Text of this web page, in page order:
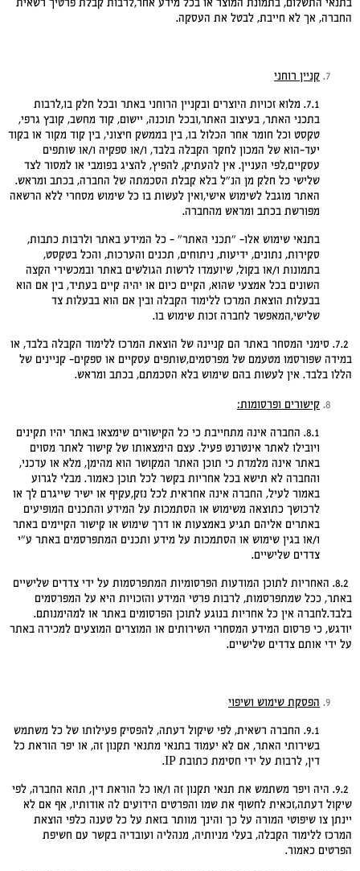
בתנאי התשלום, בתמונת המוצר או בכל מידע אחר,לרבות קבלת פרטיך רשאית
החברה, אך לא חייבת, לבטל את העסקה.
קניין רוחני
7.1. מלוא זכויות היוצרים ובקניין הרוחני באתר ובכל חלק בו,לרבות
בתכני האתר, בעיצוב האתר,ובכל תוכנה, יישום, קוד מחשב, קובץ גרפי,
טקסט וכל חומר אחר הכלול בו, בין בממשק חיצוני, בין קוד מקור או בקוד
יעד-הוא של המכון לחקר הקבלה בלבד, ו/או ספקיה ו/או שותפים
עסקיים,לפי העניין. אין להעתיק, להפיץ, להציג בפומבי או למסור לצד
שלישי כל חלק מן הנ"ל בלא קבלת הסכמתה של החברה, בכתב ומראש.
האתר מוגבל לשימוש אישי,ואין לעשות בו כל שימוש מסחרי ללא הרשאה
מפורשת בכתב ומראש מהחברה.
בתנאי שימוש אלו- "תכני האתר" – כל המידע באתר ולרבות כתבות,
סקירות, נתונים, ידיעות, ניתוחים, תכנים והערכות, והכל בטקסט,
בתמונות ו/או בקול, שיועמדו לרשות הגולשים באתר ובמכשירי הקצה
השונים בכל אמצעי שהוא, הקיים כיום או יהיה קיים בעתיד, בין אם הוא
בבעלות הוצאת המרכז ללימוד הקבלה ובין אם הוא בבעלות צד
שלישי,המאפשר לחברה זכות שימוש בו.
7.2. סימני המסחר באתר הם קניינה של הוצאת המרכז ללימוד הקבלה בלבד, או
במידה שפורסמו מטעמם של מפרסמים,שותפים עסקיים או ספקים- קניינים של
הללו בלבד. אין לעשות בהם שימוש בלא הסכמתם, בכתב ומראש.
קישורים ופרסומות:
8.1. החברה אינה מתחייבת כי כל הקישורים שימצאו באתר יהיו תקינים
ויובילו לאתר אינטרנט פעיל. עצם הימצאותו של קישור לאתר מסוים
באתר אינה מלמדת כי תוכן האתר המקושר הוא מהימן, מלא או עדכני,
והחברה לא תישא בכל אחריות בקשר לכל תוכן כאמור. מבלי לגרוע
באמור לעיל, החברה אינה אחראית לכל נזק,עקיף או ישיר שייגרם לך או
לרכושך כתוצאה משימוש או הסתמכות על המידע והתכנים המופיעים
באתרים אליהם תגיע באמצעות או דרך שימוש או קישור הקיימים באתר
ו/או בגין שימוש או הסתמכות על מידע ותכנים המתפרסמים באתר ע"י
צדדים שלישיים.
8.2. האחריות לתוכן המודעות הפרסומיות המתפרסמות על ידי צדדים שלישיים
באתר, ככל שמתפרסמות, לרבות פרטי המידע והזכויות היא על המפרסמים
בלבד.לחברה אין כל אחריות בנוגע לתוכן הפרסומים באתר או למהימנותם.
יודגש, כי פרסום המידע המסחרי השירותים או המוצרים המוצעים למכירה באתר
על ידי אותם צדדים שלישיים.
הפסקת שימוש ושיפוי
9.1. החברה רשאית, לפי שיקול דעתה, להפסיק פעילותו של כל משתמש
בשירותי האתר, אם לא יעמוד בתנאי מתנאי תקנון זה, או יפר הוראת כל
דין, לרבות על ידי חסימת כתובת IP.
9.2. היה ויפר משתמש את תנאי תקנון זה ו/או כל הוראת דין, תהא החברה, לפי
שיקול דעתה,זכאית לחשוף את שמו והפרטים הידועים לה אודותיו, אף אם לא
יינתן צו שיפוטי המורה על כך והינך מוותר בזאת על כל טענה כלפי הוצאת
המרכז ללימוד הקבלה, בעלי מניותיה, מנהליה ועובדיה בקשר עם חשיפת
הפרטים כאמור.